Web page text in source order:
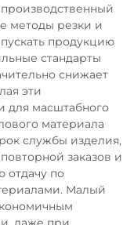
методы резки и
продукцию
стандарты
снижает
эти
для масштабного
материала
службы изделия,
заказов и
отдачу по
Малый